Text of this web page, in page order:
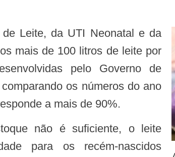
mais de 100 litros de leite por
pelo Governo de
os números do ano
a mais de 90%.
para os recém-nascidos